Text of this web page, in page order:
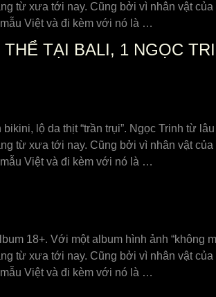
từ xưa tới nay. Cũng bởi vì nhân vật
Việt và đi kèm với nó là …
TẠI BALI, 1 NGỌC
lộ da thịt “trần trụi”. Ngọc Trinh từ
từ xưa tới nay. Cũng bởi vì nhân vật
Việt và đi kèm với nó là …
18+. Với một album hình ảnh “không
từ xưa tới nay. Cũng bởi vì nhân vật
Việt và đi kèm với nó là …